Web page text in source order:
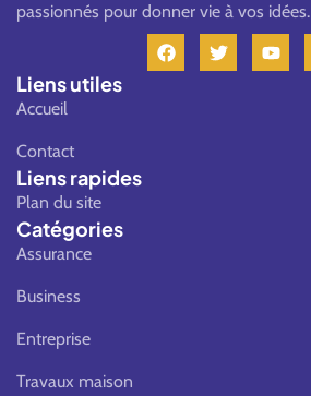
passionnés pour donner vie à vos idées.
F
a
T
w
Y
o
Liens utiles
Accueil
Contact
Liens rapides
Plan du site
Catégories
Assurance
Business
Entreprise
Travaux maison